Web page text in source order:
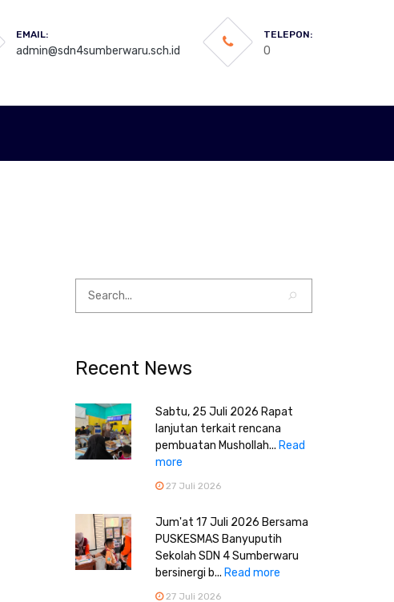
EMAIL:
admin@sdn4sumberwaru.sch.id
TELEPON:
0
Recent News
Sabtu, 25 Juli 2026 Rapat
lanjutan terkait rencana
pembuatan Mushollah... Read
more
27 Juli 2026
Jum'at 17 Juli 2026 Bersama
PUSKESMAS Banyuputih
Sekolah SDN 4 Sumberwaru
bersinergi b... Read more
27 Juli 2026